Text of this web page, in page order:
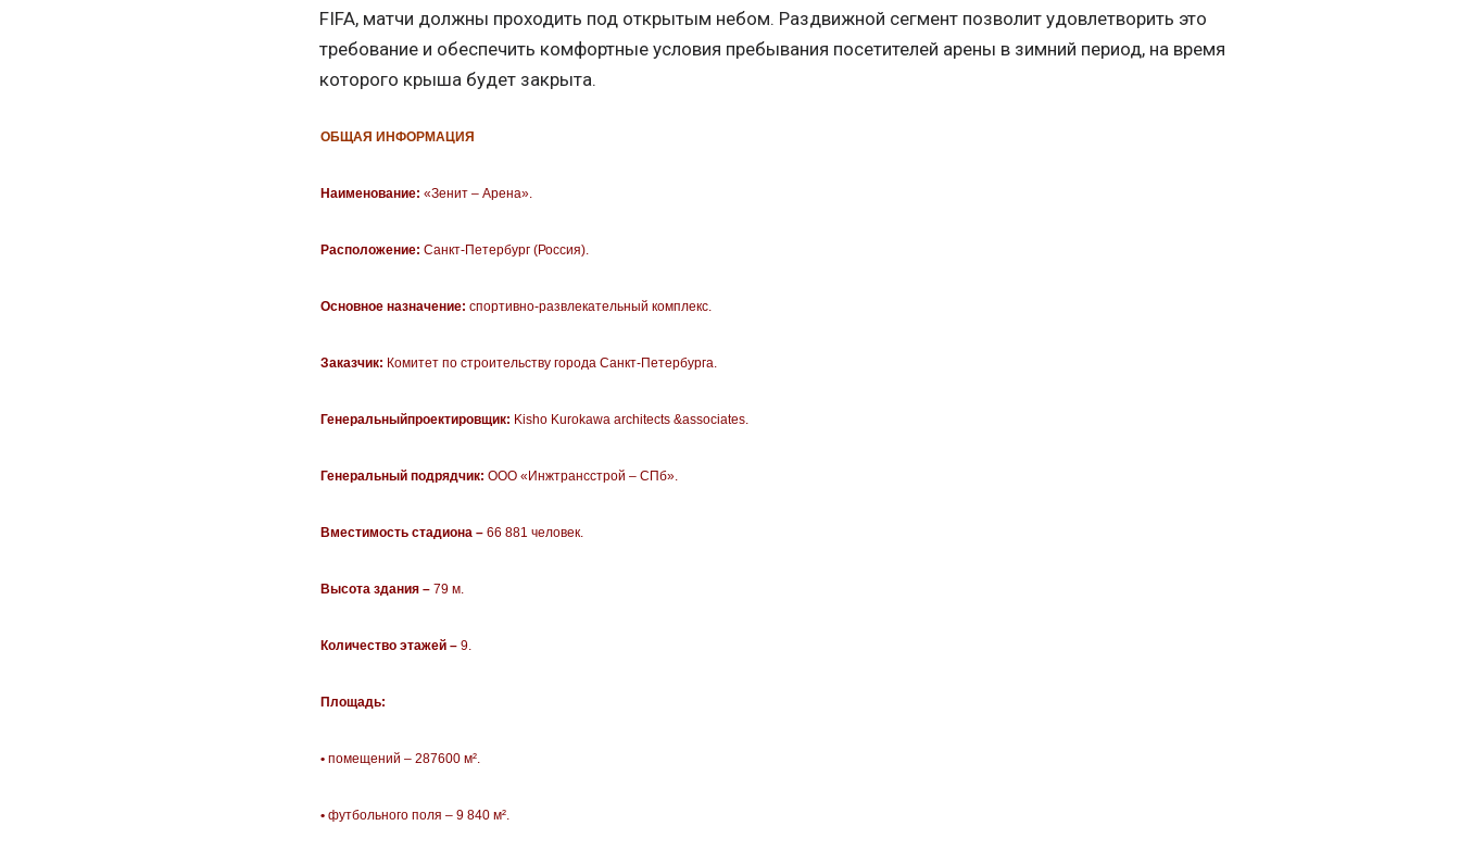
FIFA, матчи должны проходить под открытым небом. Раздвижной сегмент позволит удовлетворить это
требование и обеспечить комфортные условия пребывания посетителей арены в зимний период, на время
которого крыша будет закрыта.
ОБЩАЯ ИНФОРМАЦИЯ
Наименование: «Зенит – Арена».
Расположение: Санкт-Петербург (Россия).
Основное назначение: спортивно-развлекательный комплекс.
Заказчик: Комитет по строительству города Санкт-Петербурга.
Генеральныйпроектировщик: Kisho Kurokawa architects &associates.
Генеральный подрядчик: ООО «Инжтрансстрой – СПб».
Вместимость стадиона – 66 881 человек.
Высота здания – 79 м.
Количество этажей – 9.
Площадь:
• помещений – 287600 м².
• футбольного поля – 9 840 м².